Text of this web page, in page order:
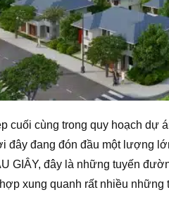
cuối cùng trong quy hoạch dự
đây đang đón đầu một lượng
GIÂY, đây là những tuyến
xung quanh rất nhiều những